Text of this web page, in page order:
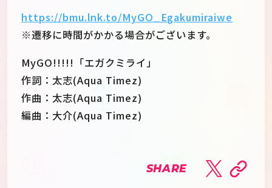
https://bmu.lnk.to/MyGO_Egakumiraiwe
※遷移に時間がかかる場合がございます。
MyGO!!!!!「エガクミライ」
作詞：太志(Aqua Timez)
作曲：太志(Aqua Timez)
編曲：大介(Aqua Timez)
SHARE